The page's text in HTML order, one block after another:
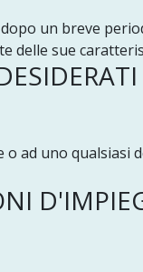
un breve
delle sue
o ad uno